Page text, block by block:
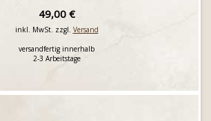
49,00 €
inkl. MwSt. zzgl. Versand
versandfertig innerhalb
2-3 Arbeitstage